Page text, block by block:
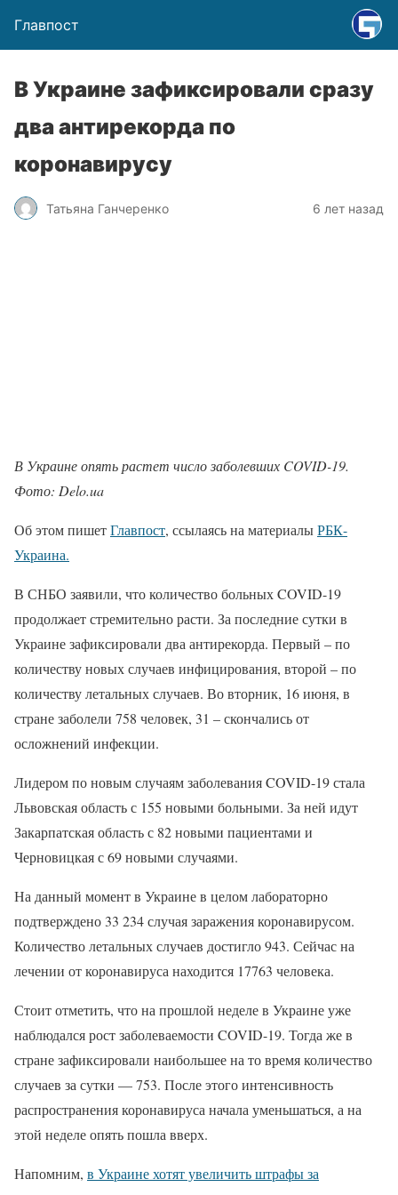
Главпост
В Украине зафиксировали сразу
два антирекорда по
коронавирусу
Татьяна Ганчеренко 6 лет назад
В Украине опять растет число заболевших COVID-19.
Фото: Delo.ua
Об этом пишетГлавпост, ссылаясь на материалыРБК-
Украина.
В СНБО заявили, что количество больных COVID-19
продолжает стремительно расти. За последние сутки в
Украине зафиксировали два антирекорда. Первый – по
количеству новых случаев инфицирования, второй – по
количеству летальных случаев. Во вторник, 16 июня, в
стране заболели 758 человек, 31 – скончались от
осложнений инфекции.
Лидером по новым случаям заболевания COVID-19 стала
Львовская область с 155 новыми больными. За ней идут
Закарпатская область с 82 новыми пациентами и
Черновицкая с 69 новыми случаями.
На данный момент в Украине в целом лабораторно
подтверждено 33 234 случая заражения коронавирусом.
Количество летальных случаев достигло 943. Сейчас на
лечении от коронавируса находится 17763 человека.
Стоит отметить, что на прошлой неделе в Украине уже
наблюдался рост заболеваемости COVID-19. Тогда же в
стране зафиксировали наибольшее на то время количество
случаев за сутки — 753. После этого интенсивность
распространения коронавируса начала уменьшаться, а на
этой неделе опять пошла вверх.
Напомним, в Украине хотят увеличить штрафы за